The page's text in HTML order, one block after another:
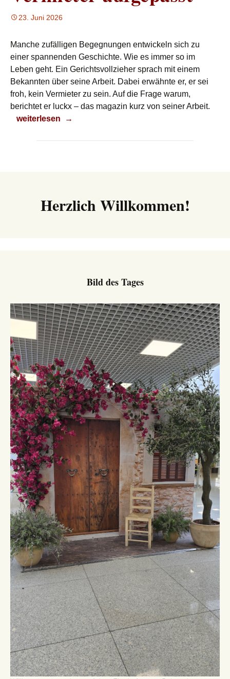
23. Juni 2026
Manche zufälligen Begegnungen entwickeln sich zu
einer spannenden Geschichte. Wie es immer so im
Leben geht. Ein Gerichtsvollzieher sprach mit einem
Bekannten über seine Arbeit. Dabei erwähnte er, er sei
froh, kein Vermieter zu sein. Auf die Frage warum,
berichtet er luckx – das magazin kurz von seiner Arbeit.
Vermieter aufgepasst
weiterlesen →
Herzlich Willkommen!
Bild des Tages